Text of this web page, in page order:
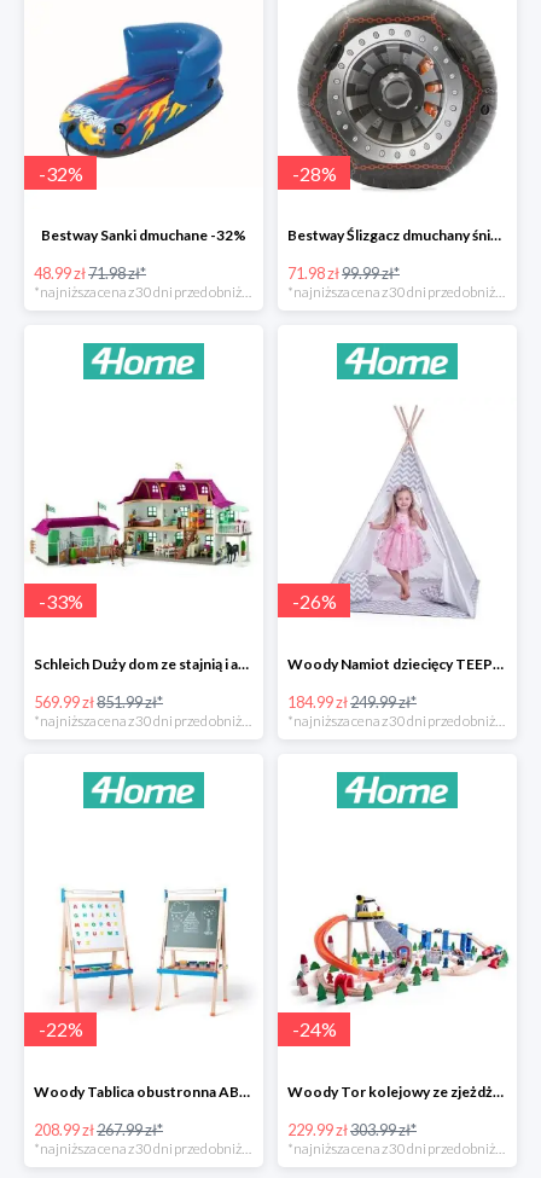
-32%
Bestway Sanki dmuchane -32%
48.99 zł71.98 zł*
*najniższa cena z 30 dni przed obniżką
-28%
Bestway Ślizgacz dmuchany śniegowy H2OGO -28%
71.98 zł99.99 zł*
*najniższa cena z 30 dni przed obniżką
-33%
Schleich Duży dom ze stajnią i akcesoriami -33%
569.99 zł851.99 zł*
-26%
Woody Namiot dziecięcy TEEPEE -26%
184.99 zł249.99 zł*
-22%
Woody Tablica obustronna ABC -22%
208.99 zł267.99 zł*
*najniższa cena z 30 dni przed obniżką
-24%
Woody Tor kolejowy ze zjeżdżalnią i żurawiem -24%
229.99 zł303.99 zł*
*najniższa cena z 30 dni przed obniżką